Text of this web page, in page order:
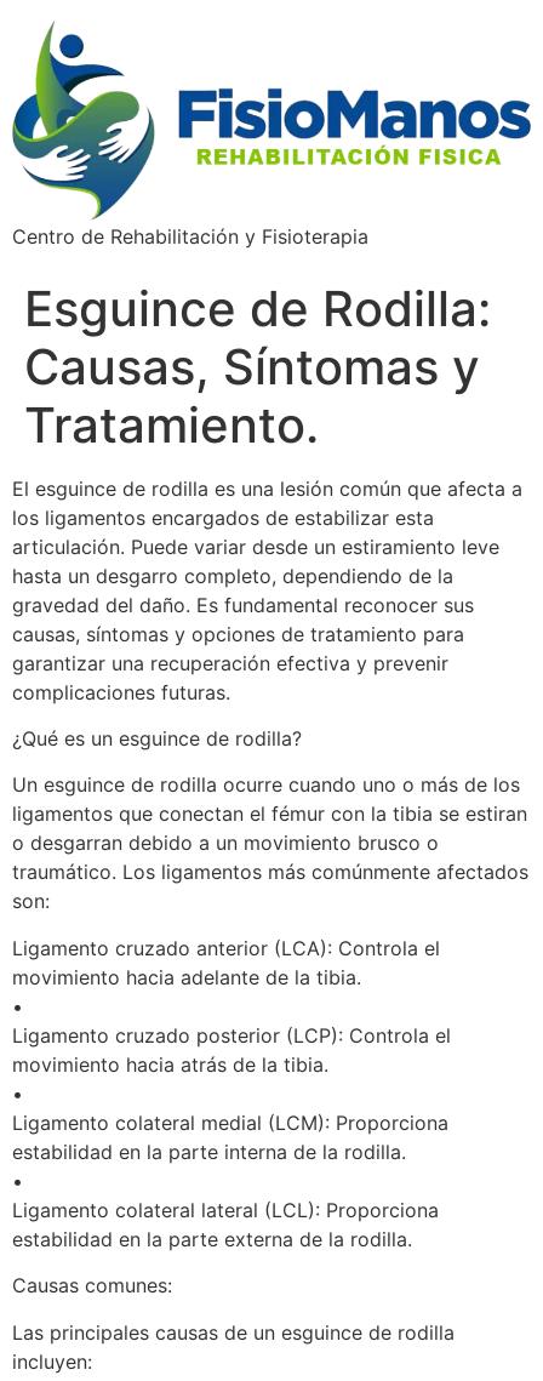
Centro de Rehabilitación y Fisioterapia
Esguince de Rodilla:
Causas, Síntomas y
Tratamiento.
El esguince de rodilla es una lesión común que afecta a
los ligamentos encargados de estabilizar esta
articulación. Puede variar desde un estiramiento leve
hasta un desgarro completo, dependiendo de la
gravedad del daño. Es fundamental reconocer sus
causas, síntomas y opciones de tratamiento para
garantizar una recuperación efectiva y prevenir
complicaciones futuras.
¿Qué es un esguince de rodilla?
Un esguince de rodilla ocurre cuando uno o más de los
ligamentos que conectan el fémur con la tibia se estiran
o desgarran debido a un movimiento brusco o
traumático. Los ligamentos más comúnmente afectados
son:
Ligamento cruzado anterior (LCA): Controla el
movimiento hacia adelante de la tibia.
•
Ligamento cruzado posterior (LCP): Controla el
movimiento hacia atrás de la tibia.
•
Ligamento colateral medial (LCM): Proporciona
estabilidad en la parte interna de la rodilla.
•
Ligamento colateral lateral (LCL): Proporciona
estabilidad en la parte externa de la rodilla.
Causas comunes:
Las principales causas de un esguince de rodilla
incluyen: